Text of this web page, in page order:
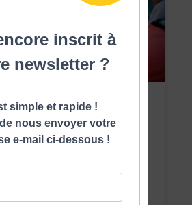
logiciel MES ?
inscrit à
newsletter ?
simple et rapide !
de nous envoyer votre
e-mail ci-dessous !